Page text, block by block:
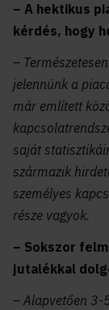
– A hektikus
kérdés, hogy
–
jelennünk a
már említett
saját
származik
személyes
része vagyok.
– Sokszor
jutalékkal
– Alapvetően 3-